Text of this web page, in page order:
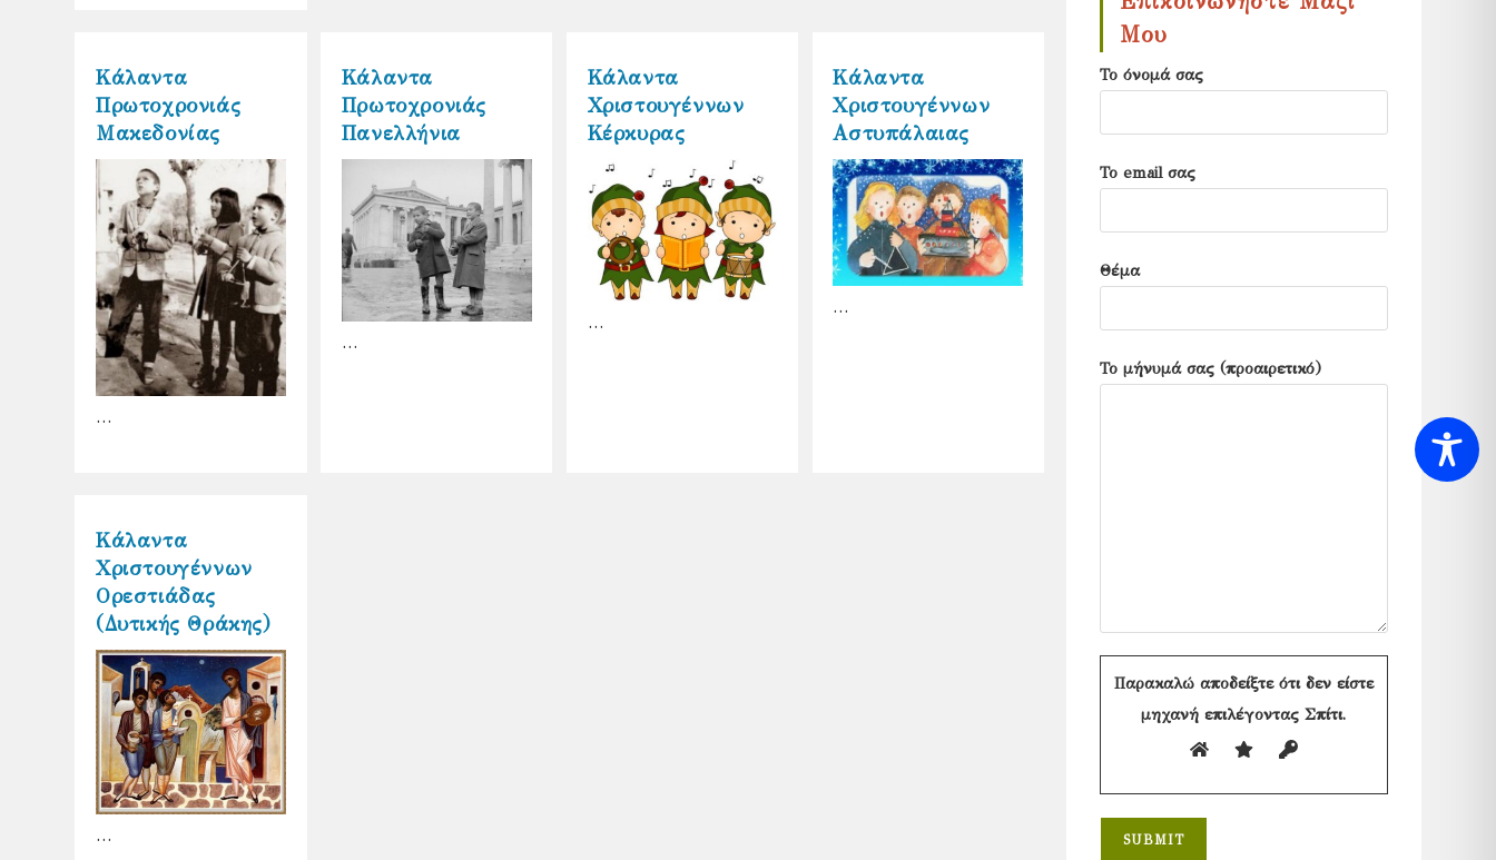
Κάλαντα
Πρωτοχρονιάς
Μακεδονίας
…
Κάλαντα
Πρωτοχρονιάς
Πανελλήνια
…
Κάλαντα
Χριστουγέννων
Κέρκυρας
…
Κάλαντα
Χριστουγέννων
Αστυπάλαιας
…
Κάλαντα
Χριστουγέννων
Ορεστιάδας
(Δυτικής Θράκης)
…
Μου
Το όνομά σας
Το email σας
Θέμα
Το μήνυμά σας (προαιρετικό)
Παρακαλώ αποδείξτε ότι δεν είστε
μηχανή επιλέγοντας Σπίτι.